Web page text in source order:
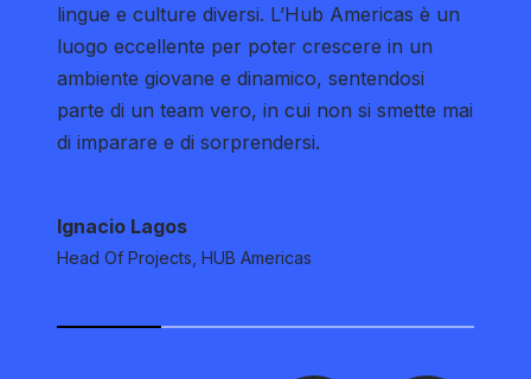
lingue e culture diversi. L’Hub Americas è un
luogo eccellente per poter crescere in un
ambiente giovane e dinamico, sentendosi
parte di un team vero, in cui non si smette mai
di imparare e di sorprendersi.
Ignacio Lagos
Head Of Projects, HUB Americas